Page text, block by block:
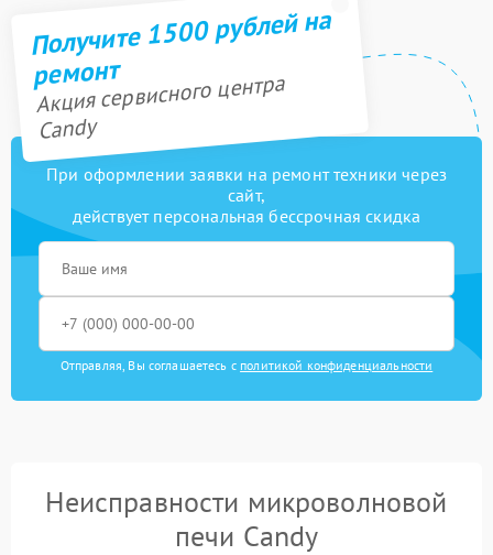
Получите 1500 рублей на
ремонт
Акция сервисного центра
Candy
При оформлении заявки на ремонт техники через
сайт,
действует персональная бессрочная скидка
Отправляя, Вы соглашаетесь с политикой конфиденциальности
Неисправности микроволновой
печи Candy